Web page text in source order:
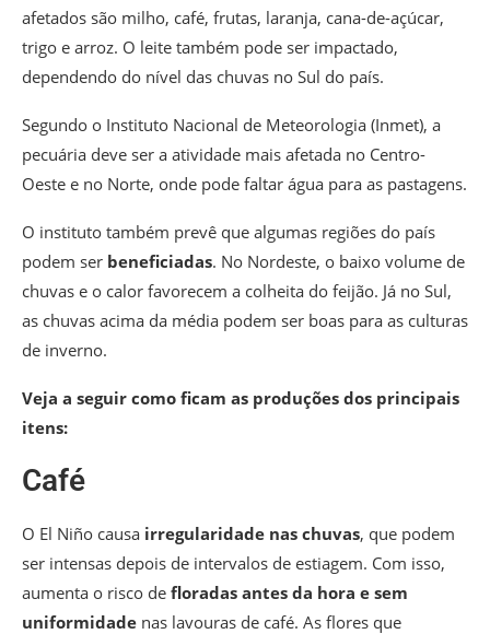
afetados são milho, café, frutas, laranja, cana-de-açúcar,
trigo e arroz. O leite também pode ser impactado,
dependendo do nível das chuvas no Sul do país.
Segundo o Instituto Nacional de Meteorologia (Inmet), a
pecuária deve ser a atividade mais afetada no Centro-
Oeste e no Norte, onde pode faltar água para as pastagens.
O instituto também prevê que algumas regiões do país
podem ser beneficiadas. No Nordeste, o baixo volume de
chuvas e o calor favorecem a colheita do feijão. Já no Sul,
as chuvas acima da média podem ser boas para as culturas
de inverno.
Veja a seguir como ficam as produções dos principais
itens:
Café
O El Niño causa irregularidade nas chuvas, que podem
ser intensas depois de intervalos de estiagem. Com isso,
aumenta o risco de floradas antes da hora e sem
uniformidade nas lavouras de café. As flores que